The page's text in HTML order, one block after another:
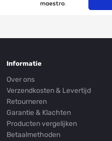
Informatie
Over ons
Verzendkosten & Levertijd
Retourneren
Garantie & Klachten
Producten vergelijken
Betaalmethoden